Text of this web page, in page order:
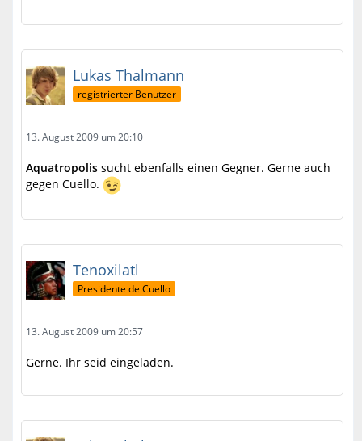
Lukas Thalmann
registrierter Benutzer
13. August 2009 um 20:10
Aquatropolis sucht ebenfalls einen Gegner. Gerne auch
gegen Cuello.
Tenoxilatl
Presidente de Cuello
13. August 2009 um 20:57
Gerne. Ihr seid eingeladen.